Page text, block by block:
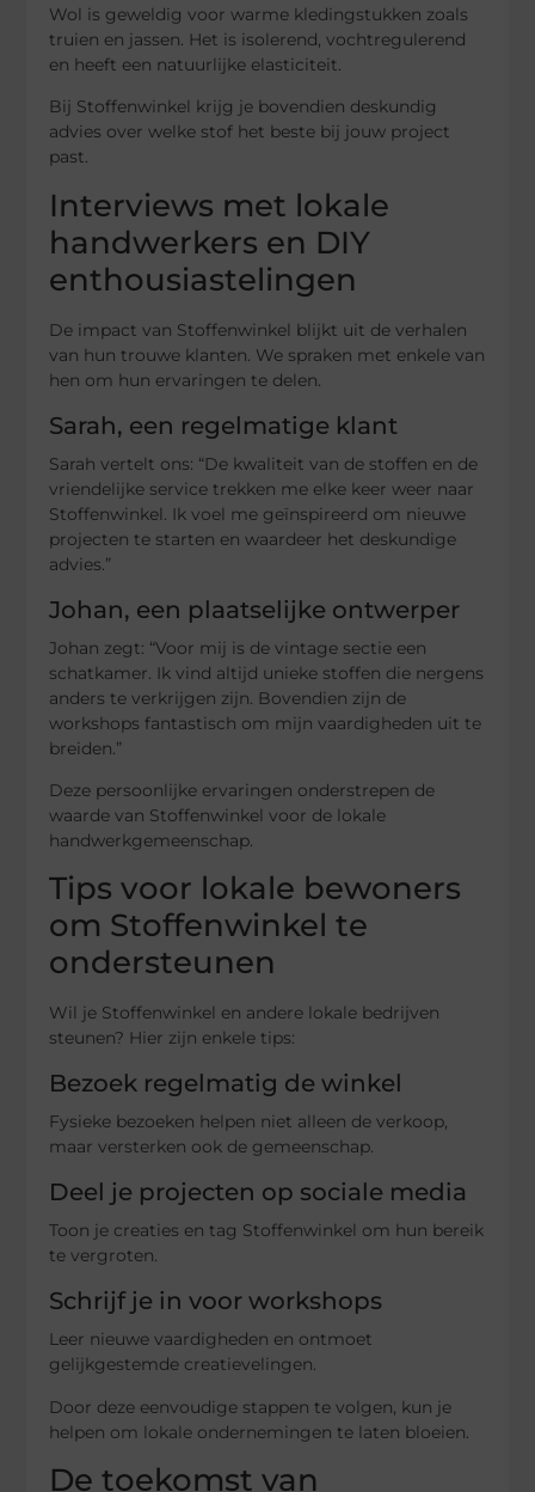
Wol is geweldig voor warme kledingstukken zoals
truien en jassen. Het is isolerend, vochtregulerend
en heeft een natuurlijke elasticiteit.
Bij Stoffenwinkel krijg je bovendien deskundig
advies over welke stof het beste bij jouw project
past.
Interviews met lokale
handwerkers en DIY
enthousiastelingen
De impact van Stoffenwinkel blijkt uit de verhalen
van hun trouwe klanten. We spraken met enkele van
hen om hun ervaringen te delen.
Sarah, een regelmatige klant
Sarah vertelt ons: “De kwaliteit van de stoffen en de
vriendelijke service trekken me elke keer weer naar
Stoffenwinkel. Ik voel me geïnspireerd om nieuwe
projecten te starten en waardeer het deskundige
advies.”
Johan, een plaatselijke ontwerper
Johan zegt: “Voor mij is de vintage sectie een
schatkamer. Ik vind altijd unieke stoffen die nergens
anders te verkrijgen zijn. Bovendien zijn de
workshops fantastisch om mijn vaardigheden uit te
breiden.”
Deze persoonlijke ervaringen onderstrepen de
waarde van Stoffenwinkel voor de lokale
handwerkgemeenschap.
Tips voor lokale bewoners
om Stoffenwinkel te
ondersteunen
Wil je Stoffenwinkel en andere lokale bedrijven
steunen? Hier zijn enkele tips:
Bezoek regelmatig de winkel
Fysieke bezoeken helpen niet alleen de verkoop,
maar versterken ook de gemeenschap.
Deel je projecten op sociale media
Toon je creaties en tag Stoffenwinkel om hun bereik
te vergroten.
Schrijf je in voor workshops
Leer nieuwe vaardigheden en ontmoet
gelijkgestemde creatievelingen.
Door deze eenvoudige stappen te volgen, kun je
helpen om lokale ondernemingen te laten bloeien.
De toekomst van